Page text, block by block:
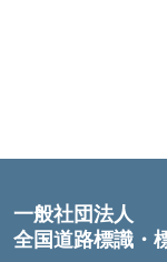
一般社団法人
全国道路標識・